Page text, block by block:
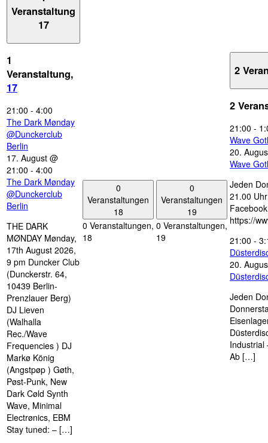
Veranstaltung
17
1
Veranstaltung,
17
21:00 - 4:00
The Dark Mønday
@Dunckerclub
Berlin
17. August @
21:00 - 4:00
The Dark Mønday
@Dunckerclub
Berlin
THE DARK
MØNDAY Mønday,
17th August 2026,
9 pm Duncker Club
(Dunckerstr. 64,
10439 Berlin-
Prenzlauer Berg)
DJ Lieven
(Walhalla
Rec./Wave
Frequencies ) DJ
Markø König
(Angstpøp ) Gøth,
Pøst-Punk, New
Dark Cøld Synth
Wave, Minimal
Electrønics, EBM
Stay tuned: – […]
0
Veranstaltungen
18
0 Veranstaltungen,
18
0
Veranstaltungen
19
0 Veranstaltungen,
19
2
2
21:00 -
Wave
20.
Wave
Jeden
21.00
https://
21:00 -
20.
Jeden
Industrial
Ab […]